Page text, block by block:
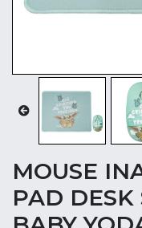
MOUSE
PAD DESK